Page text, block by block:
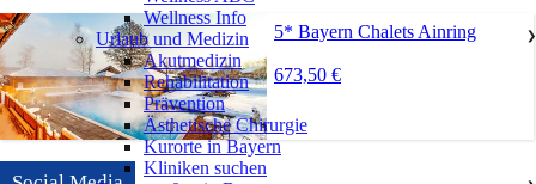
5* Bayern Chalets Ainring
673,50 €
Wellness Info
Urlaub und Medizin
❯
Akutmedizin
Rehabilitation
Prävention
Ästhetische Chirurgie
Kurorte in Bayern
Kliniken suchen